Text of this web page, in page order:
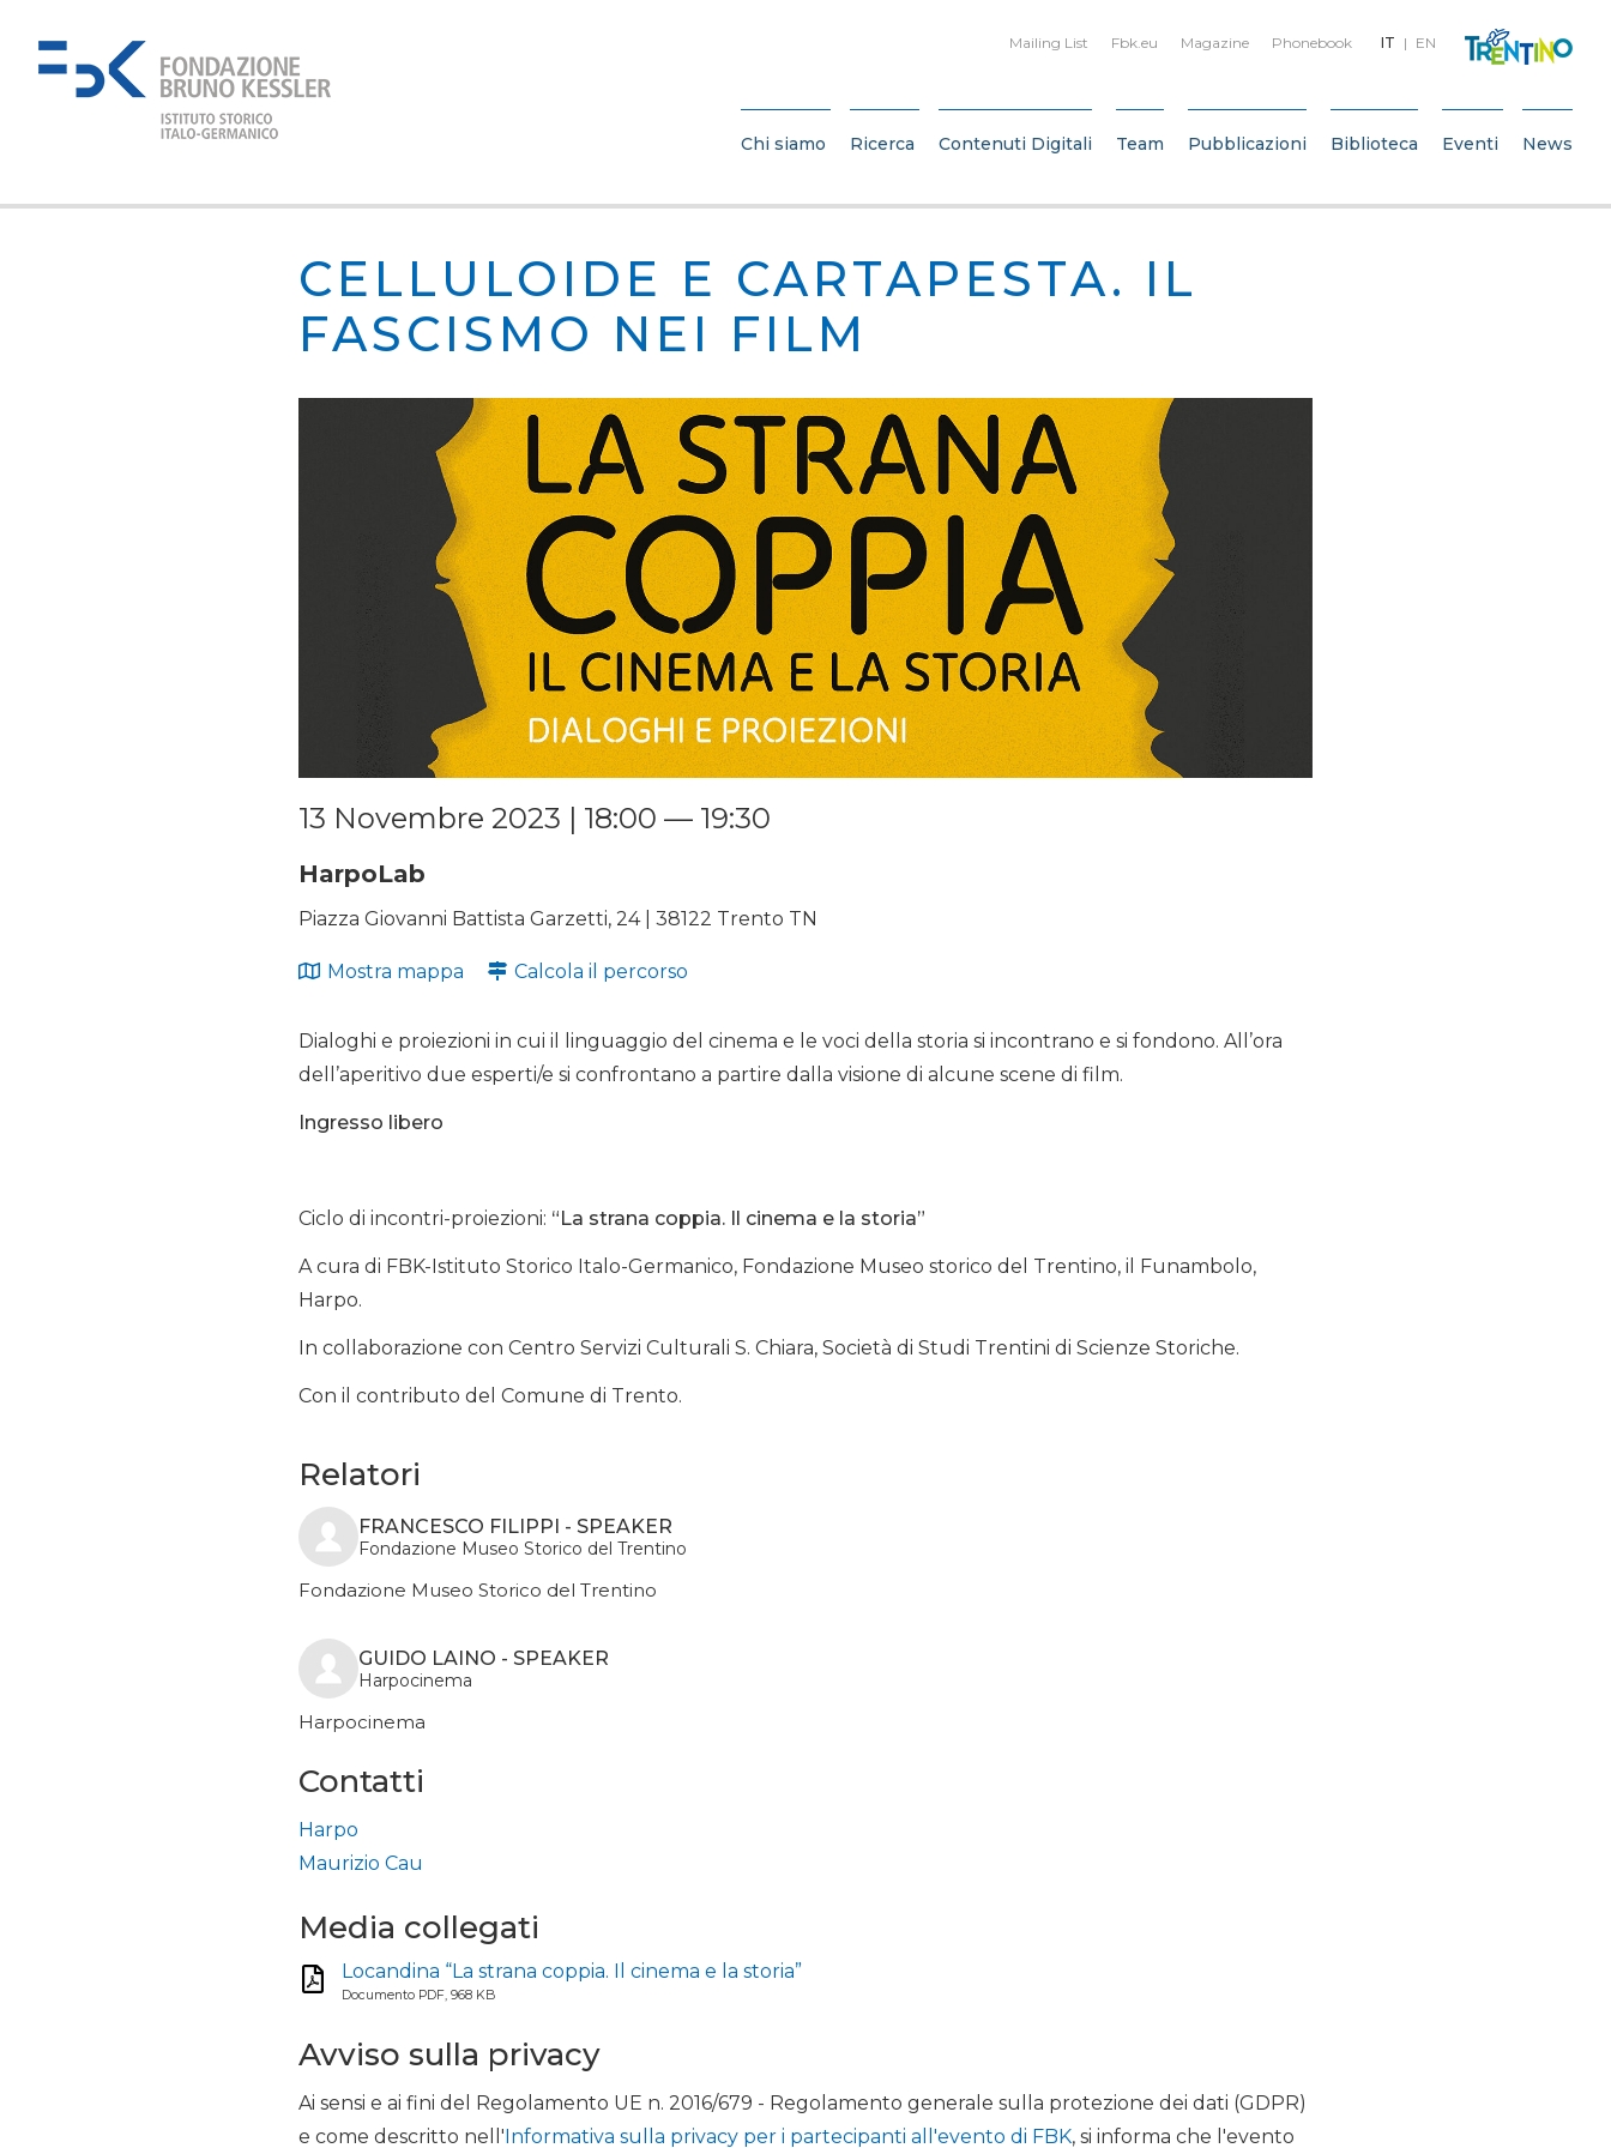
IT EN
Mailing List Fbk.eu Magazine Phonebook
Chi siamo Ricerca Contenuti Digitali Team Pubblicazioni Biblioteca Eventi News
CELLULOIDE E CARTAPESTA. IL
FASCISMO NEI FILM
13 Novembre 2023 | 18:00 — 19:30
HarpoLab
Piazza Giovanni Battista Garzetti, 24 | 38122 Trento TN
Mostra mappa Calcola il percorso
Dialoghi e proiezioni in cui il linguaggio del cinema e le voci della storia si incontrano e si fondono. All’ora
dell’aperitivo due esperti/e si confrontano a partire dalla visione di alcune scene di film.
Ingresso libero
Ciclo di incontri-proiezioni: “La strana coppia. Il cinema e la storia”
A cura di FBK-Istituto Storico Italo-Germanico, Fondazione Museo storico del Trentino, il Funambolo,
Harpo.
In collaborazione con Centro Servizi Culturali S. Chiara, Società di Studi Trentini di Scienze Storiche.
Con il contributo del Comune di Trento.
Relatori
FRANCESCO FILIPPI - SPEAKER
Fondazione Museo Storico del Trentino
Fondazione Museo Storico del Trentino
GUIDO LAINO - SPEAKER
Harpocinema
Harpocinema
Contatti
Harpo
Maurizio Cau
Media collegati
Locandina “La strana coppia. Il cinema e la storia”
Documento PDF, 968 KB
Avviso sulla privacy
Ai sensi e ai fini del Regolamento UE n. 2016/679 - Regolamento generale sulla protezione dei dati (GDPR)
e come descritto nell' Informativa sulla privacy per i partecipanti all'evento di FBK, si informa che l'evento